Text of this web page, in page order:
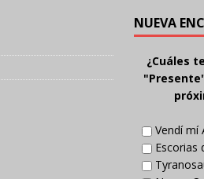
NUEVA
¿Cuáles
Vendí mí
Escorias